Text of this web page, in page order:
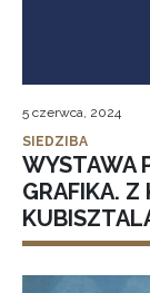
5 czerwca, 2024
SIEDZIBA
WYSTAWA
GRAFIKA. Z